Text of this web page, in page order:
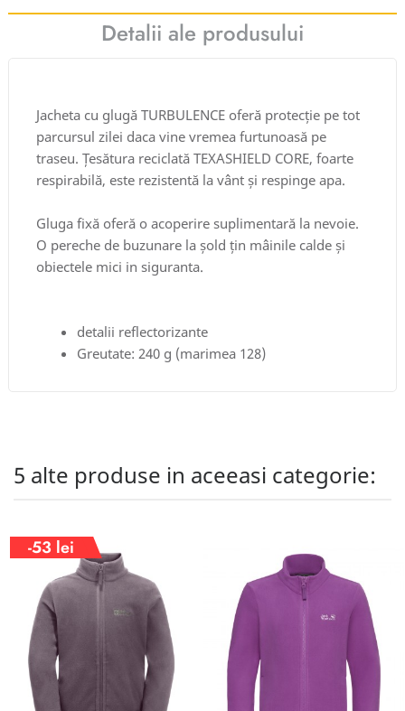
Detalii ale produsului
Jacheta cu glugă TURBULENCE oferă protecție pe tot
parcursul zilei daca vine vremea furtunoasă pe
traseu. Țesătura reciclată TEXASHIELD CORE, foarte
respirabilă, este rezistentă la vânt și respinge apa.
Gluga fixă oferă o acoperire suplimentară la nevoie.
O pereche de buzunare la șold țin mâinile calde și
obiectele mici in siguranta.
detalii reflectorizante
Greutate: 240 g (marimea 128)
5 alte produse in aceeasi categorie:
-53 lei